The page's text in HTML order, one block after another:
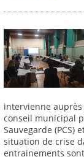
intervienne auprès
conseil municipal
Sauvegarde (PCS)
situation de crise
entrainements